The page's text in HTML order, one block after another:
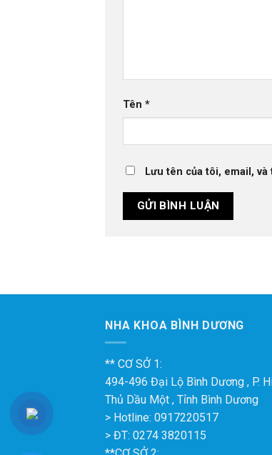
Tên *
Lưu tên của tôi, email,
NHA KHOA BÌNH DƯƠNG
** CƠ SỞ 1:
494-496 Đại Lộ Bình Dương , P.
Thủ Dầu Một , Tỉnh Bình Dương
> Hotline: 0917220517
> ĐT: 0274 3820115